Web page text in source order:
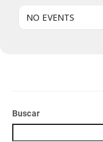
NO EVENTS
Buscar